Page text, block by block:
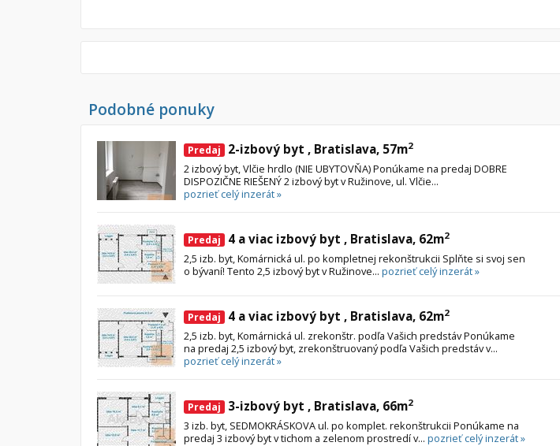
Dvojgarsónky
2-izbové
3-izbové
Poľnohospodárske pozemky
Záhrada
searchHľadaj
Podobné ponuky
Predaj 2-izbový byt , Bratislava, 57m2
2 izbový byt, Vlčie hrdlo (NIE UBYTOVŇA) Ponúkame na predaj DOBRE
DISPOZIČNE RIEŠENÝ 2 izbový byt v Ružinove, ul. Vlčie...
pozrieť celý inzerát »
Predaj 4 a viac izbový byt , Bratislava, 62m2
2,5 izb. byt, Komárnická ul. po kompletnej rekonštrukcii Splňte si svoj sen
o bývaní! Tento 2,5 izbový byt v Ružinove... pozrieť celý inzerát »
Predaj 4 a viac izbový byt , Bratislava, 62m2
2,5 izb. byt, Komárnická ul. zrekonštr. podľa Vašich predstáv Ponúkame
na predaj 2,5 izbový byt, zrekonštruovaný podľa Vašich predstáv v...
pozrieť celý inzerát »
Predaj 3-izbový byt , Bratislava, 66m2
3 izb. byt, SEDMOKRÁSKOVA ul. po komplet. rekonštrukcii Ponúkame na
predaj 3 izbový byt v tichom a zelenom prostredí v... pozrieť celý inzerát »